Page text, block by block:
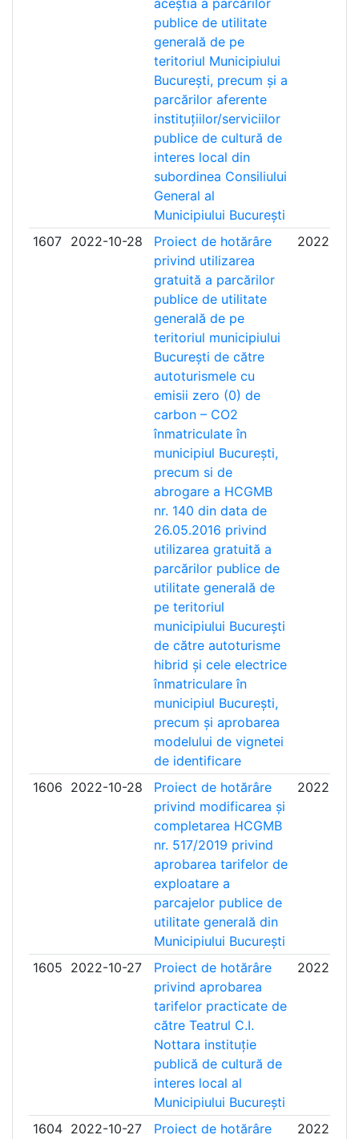
aceștia a parcărilor
publice de utilitate
generală de pe
teritoriul Municipiului
București, precum și a
parcărilor aferente
instituțiilor/serviciilor
publice de cultură de
interes local din
subordinea Consiliului
General al
Municipiului București
1607
2022-10-28
Proiect de hotărâre
privind utilizarea
gratuită a parcărilor
publice de utilitate
generală de pe
teritoriul municipiului
București de către
autoturismele cu
emisii zero (0) de
carbon – CO2
înmatriculate în
municipiul București,
precum si de
abrogare a HCGMB
nr. 140 din data de
26.05.2016 privind
utilizarea gratuită a
parcărilor publice de
utilitate generală de
pe teritoriul
municipiului București
de către autoturisme
hibrid și cele electrice
înmatriculare în
municipiul București,
precum și aprobarea
modelului de vignetei
de identificare
2022-11-
1606 2022-10-28
Proiect de hotărâre
privind modificarea și
completarea HCGMB
nr. 517/2019 privind
aprobarea tarifelor de
exploatare a
parcajelor publice de
utilitate generală din
Municipiului București
2022-11-
1605 2022-10-27
Proiect de hotărâre
privind aprobarea
tarifelor practicate de
către Teatrul C.I.
Nottara instituție
publică de cultură de
interes local al
Municipiului București
2022-11-
1604 2022-10-27
Proiect de hotărâre
2022-11-